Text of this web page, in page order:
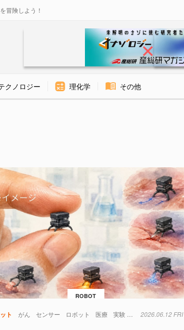
冒険しよう！
クノロジー 理化学 その他
ROBOT
ト がん センサー ロボット 医療 実験 材料 磁場 細胞
2026.06.12 FRI